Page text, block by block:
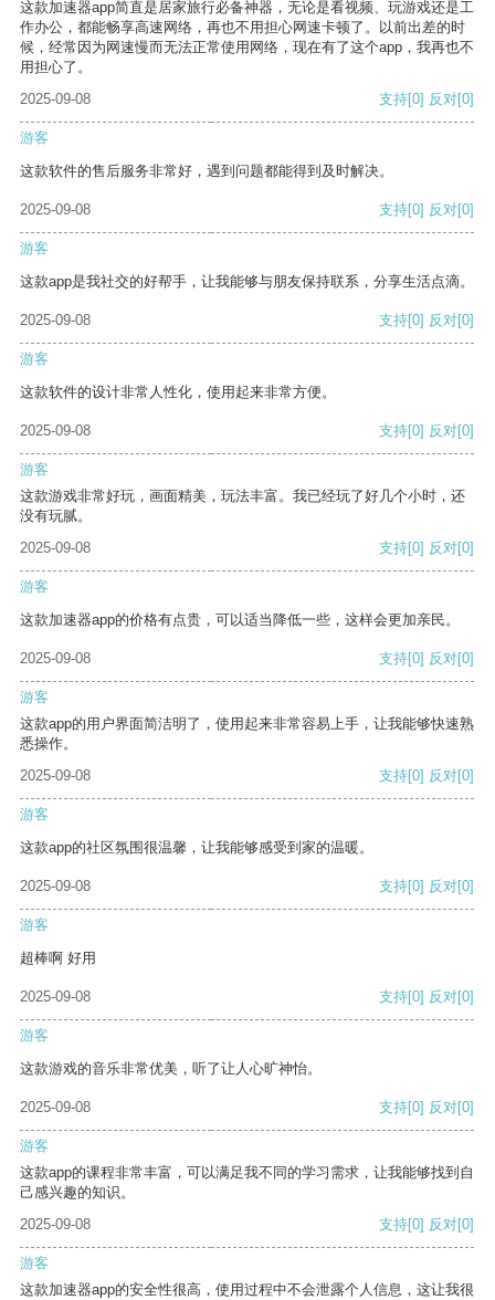
这款加速器app简直是居家旅行必备神器，无论是看视频、玩游戏还是工
作办公，都能畅享高速网络，再也不用担心网速卡顿了。以前出差的时
候，经常因为网速慢而无法正常使用网络，现在有了这个app，我再也不
用担心了。
2025-09-08
支持[0] 反对[0]
游客
这款软件的售后服务非常好，遇到问题都能得到及时解决。
2025-09-08 支持[0] 反对[0]
游客
这款app是我社交的好帮手，让我能够与朋友保持联系，分享生活点滴。
2025-09-08 支持[0] 反对[0]
游客
这款软件的设计非常人性化，使用起来非常方便。
2025-09-08 支持[0] 反对[0]
游客
这款游戏非常好玩，画面精美，玩法丰富。我已经玩了好几个小时，还
没有玩腻。
2025-09-08
支持[0] 反对[0]
游客
这款加速器app的价格有点贵，可以适当降低一些，这样会更加亲民。
2025-09-08 支持[0] 反对[0]
游客
这款app的用户界面简洁明了，使用起来非常容易上手，让我能够快速熟
悉操作。
2025-09-08
支持[0] 反对[0]
游客
这款app的社区氛围很温馨，让我能够感受到家的温暖。
2025-09-08 支持[0] 反对[0]
游客
超棒啊 好用
2025-09-08 支持[0] 反对[0]
游客
这款游戏的音乐非常优美，听了让人心旷神怡。
2025-09-08 支持[0] 反对[0]
游客
这款app的课程非常丰富，可以满足我不同的学习需求，让我能够找到自
己感兴趣的知识。
2025-09-08
支持[0] 反对[0]
游客
这款加速器app的安全性很高，使用过程中不会泄露个人信息，这让我很